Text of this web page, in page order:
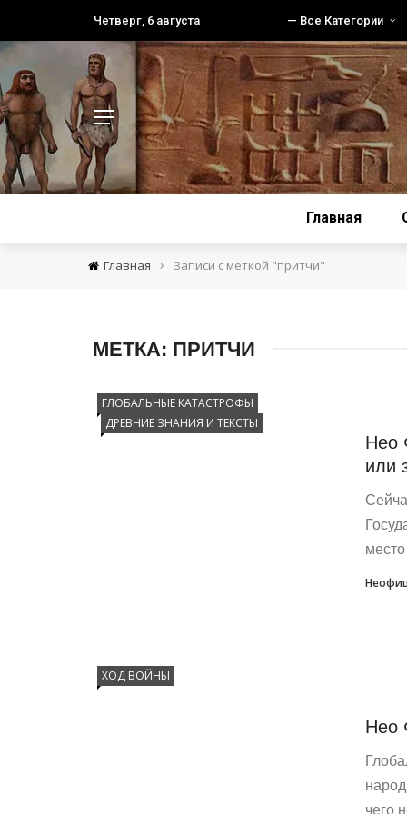
Четверг, 6 августа — Все Категории
Главная
Главная › Записи с меткой "притчи"
МЕТКА: ПРИТЧИ
ГЛОБАЛЬНЫЕ КАТАСТРОФЫ
ДРЕВНИЕ ЗНАНИЯ И ТЕКСТЫ
Нео
или
ХОД ВОЙНЫ
Нео
чего